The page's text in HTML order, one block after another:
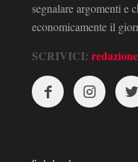
segnalare argomenti e
economicamente il
SCRIVICI: